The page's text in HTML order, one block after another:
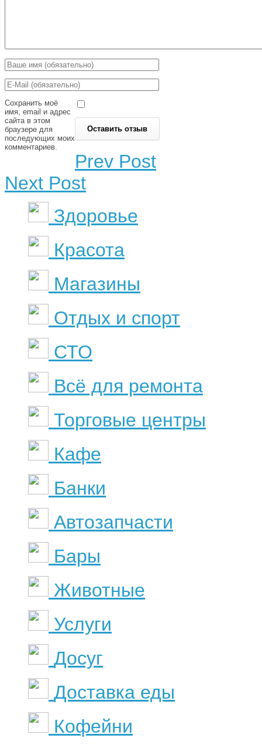
Сохранить моё
имя, email и адрес
сайта в этом
браузере для
последующих моих
комментариев.
Prev Post
Next Post
Здоровье
Красота
Магазины
Отдых и спорт
СТО
Всё для ремонта
Торговые центры
Кафе
Банки
Автозапчасти
Бары
Животные
Услуги
Досуг
Доставка еды
Кофейни